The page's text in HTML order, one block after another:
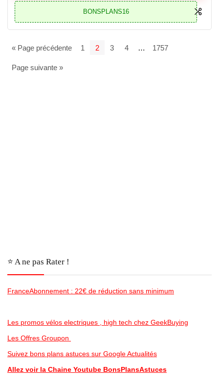
BONSPLANS16
« Page précédente 1 2 3 4 … 1757
Page suivante »
⭐️ A ne pas Rater !
FranceAbonnement : 22€ de réduction sans minimum
Les promos vélos electriques , high tech chez GeekBuying
Les Offres Groupon
Suivez bons plans astuces sur Google Actualités
Allez voir la Chaine Youtube BonsPlansAstuces